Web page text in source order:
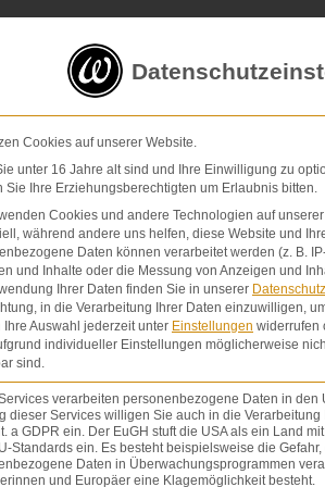
E-Mail
& Schadensersatz
ein grober Behandlungsfehler
Cookies auf unserer Website.
unter 16 Jahre alt sind und Ihre Einwilligung zu
Sie Ihre Erziehungsberechtigten um Erlaubnis bitten.
Cookies und andere Technologien auf
während andere uns helfen, diese Website und
Daten können verarbeitet werden (z. B.
und Inhalte oder die Messung von Anzeigen und
Ihrer Daten finden Sie in unserer
in die Verarbeitung Ihrer Daten einzuwilligen,
Ihre Auswahl jederzeit unter Einstellungen widerrufen
individueller Einstellungen möglicherweise
sind.
verarbeiten personenbezogene Daten in den
dieser Services willigen Sie auch in die
a GDPR ein. Der EuGH stuft die USA als ein Land
Standards ein. Es besteht beispielsweise die
Daten in Überwachungsprogrammen
und Europäer eine Klagemöglichkeit besteht.